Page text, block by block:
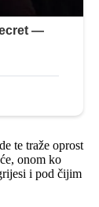
te traže oprost
onom ko
i pod čijim